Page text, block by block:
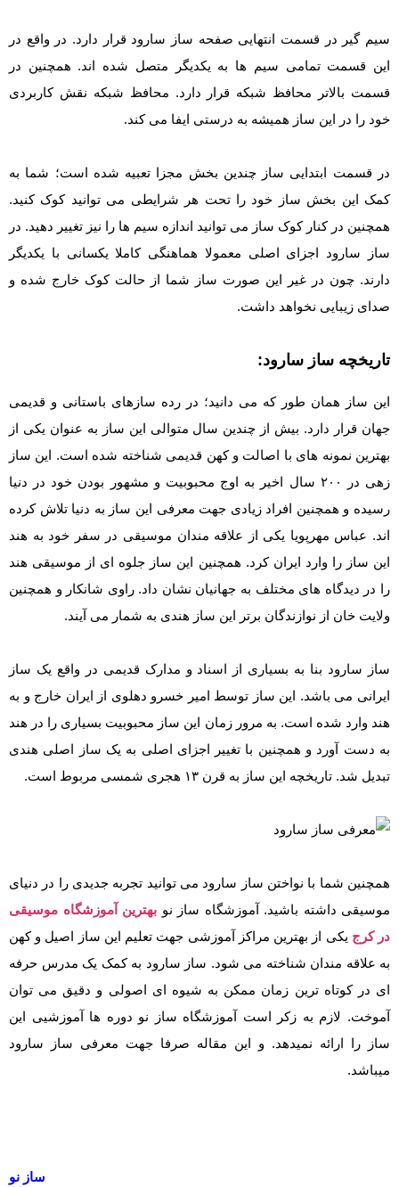
سیم گیر در قسمت انتهایی صفحه ساز سارود قرار دارد. در واقع در
این قسمت تمامی سیم ها به یکدیگر متصل شده اند. همچنین در
قسمت بالاتر محافظ شبکه قرار دارد. محافظ شبکه نقش کاربردی
خود را در این ساز همیشه به درستی ایفا می کند.
در قسمت ابتدایی ساز چندین بخش مجزا تعبیه شده است؛ شما به
کمک این بخش ساز خود را تحت هر شرایطی می توانید کوک کنید.
همچنین در کنار کوک ساز می توانید اندازه سیم ها را نیز تغییر دهید. در
ساز سارود اجزای اصلی معمولا هماهنگی کاملا یکسانی با یکدیگر
دارند. چون در غیر این صورت ساز شما از حالت کوک خارج شده و
صدای زیبایی نخواهد داشت.
تاریخچه ساز سارود:
این ساز همان طور که می دانید؛ در رده سازهای باستانی و قدیمی
جهان قرار دارد. بیش از چندین سال متوالی این ساز به عنوان یکی از
بهترین نمونه های با اصالت و کهن قدیمی شناخته شده است‌. این ساز
زهی در ۲۰۰ سال اخیر به اوج محبوبیت و مشهور بودن خود در دنیا
رسیده و همچنین افراد زیادی جهت معرفی این ساز به دنیا تلاش کرده
اند. عباس مهرپویا یکی از علاقه مندان موسیقی در سفر خود به هند
این ساز را وارد ایران کرد. همچنین این ساز جلوه ای از موسیقی هند
را در دیدگاه های مختلف به جهانیان نشان داد. راوی شانکار و همچنین
ولایت خان از نوازندگان برتر این ساز هندی به شمار می آیند.
ساز سارود بنا به بسیاری از اسناد و مدارک قدیمی در واقع یک ساز
ایرانی می باشد. این ساز توسط امیر خسرو دهلوی از ایران خارج و به
هند وارد شده است‌. به مرور زمان این ساز محبوبیت بسیاری را در هند
به دست آورد و همچنین با تغییر اجزای اصلی به یک ساز اصلی هندی
تبدیل شد. تاریخچه این ساز به قرن ۱۳ هجری شمسی مربوط است.
همچنین شما با نواختن ساز سارود می توانید تجربه جدیدی را در دنیای
موسیقی داشته باشید. آموزشگاه ساز نو بهترین آموزشگاه موسیقی
در کرج یکی از بهترین مراکز آموزشی جهت تعلیم این ساز اصیل و کهن
به علاقه مندان شناخته می شود. ساز سارود به کمک یک مدرس حرفه
ای در کوتاه ترین زمان ممکن به شیوه ای اصولی و دقیق می توان
آموخت. لازم به زکر است آموزشگاه ساز نو دوره ها آموزشیی این
ساز را ارائه نمیدهد. و این مقاله صرفا جهت معرفی ساز سارود
میباشد.
ساز نو